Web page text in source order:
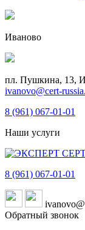
Иваново
пл. Пушкина, 13,
ivanovo@cert-
8 (961) 067-01-01
Наши услуги
8 (961) 067-01-01
Обратный звонок